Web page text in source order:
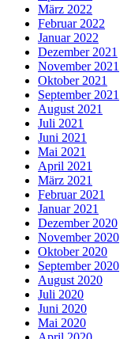
März 2022
Februar 2022
Januar 2022
Dezember 2021
November 2021
Oktober 2021
September 2021
August 2021
Juli 2021
Juni 2021
Mai 2021
April 2021
März 2021
Februar 2021
Januar 2021
Dezember 2020
November 2020
Oktober 2020
September 2020
August 2020
Juli 2020
Juni 2020
Mai 2020